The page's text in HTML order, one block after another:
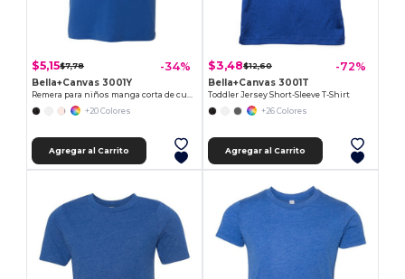
$5,15$7,78 -34%
Bella+Canvas 3001Y
Remera para niños manga corta de cuello redondo Jersey
+20 Colores
Agregar al Carrito
$3,48$12,60 -72%
Bella+Canvas 3001T
Toddler Jersey Short-Sleeve T-Shirt
+26 Colores
Agregar al Carrito